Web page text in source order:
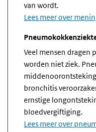
van wordt.
Lees meer over
Veel mensen dragen
worden niet ziek.
bronchitis
ernstige
bloedvergiftiging.
Lees meer over